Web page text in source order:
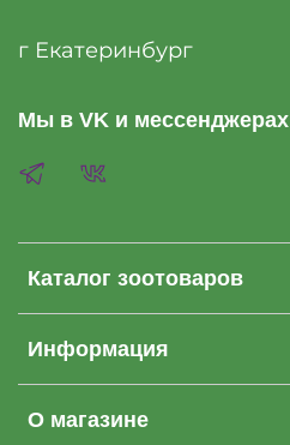
Каталог зоотоваров
Информация
О магазине
г Екатеринбург
Мы в VK и мессенджерах